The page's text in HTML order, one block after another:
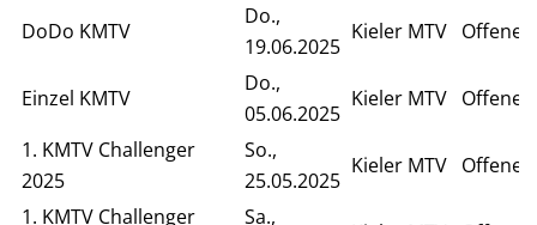
DoDo KMTV
Do.,
19.06.2025
Kieler MTV
Einzel KMTV
Do.,
05.06.2025
Kieler MTV Offenes
1. KMTV Challenger
2025
So.,
25.05.2025
Kieler MTV Offenes
1. KMTV Challenger
Sa.,